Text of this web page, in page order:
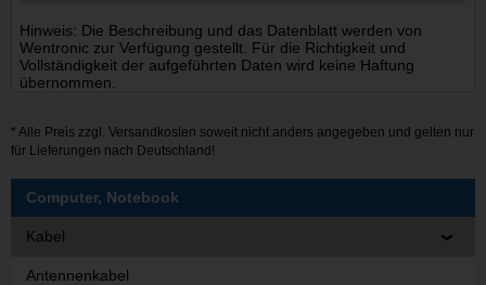
Hinweis: Die Beschreibung und das Datenblatt werden von
Wentronic zur Verfügung gestellt. Für die Richtigkeit und
Vollständigkeit der aufgeführten Daten wird keine Haftung
übernommen.
* Alle Preis zzgl. Versandkosten soweit nicht anders angegeben und gelten nur
für Lieferungen nach Deutschland!
Computer, Notebook
Kabel
Antennenkabel